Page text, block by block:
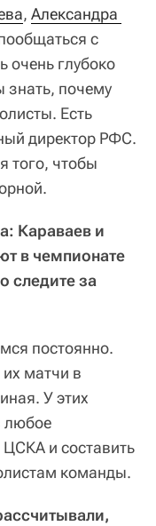
, Александра
с
очень глубоко
знать, почему
Есть
директор РФС.
того, чтобы
Караваев и
в чемпионате
следите за
постоянно.
матчи в
У этих
любое
ЦСКА и составить
команды.